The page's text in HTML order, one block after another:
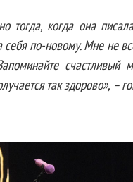
тогда, когда она
себя по-новому. Мне не
так здорово», –